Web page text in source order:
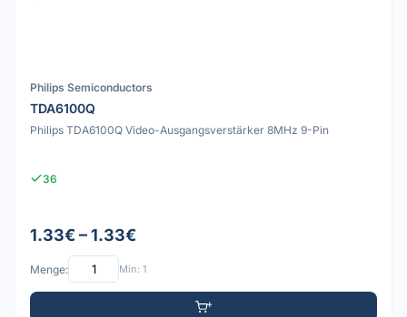
Philips Semiconductors
TDA6100Q
Philips TDA6100Q Video-Ausgangsverstärker 8MHz 9-Pin
36
1.33€ – 1.33€
Menge: Min: 1